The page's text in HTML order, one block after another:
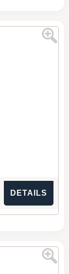
DETAILS